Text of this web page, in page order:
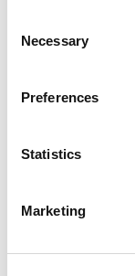
Selection
Necessary
Preferences
Statistics
Marketing